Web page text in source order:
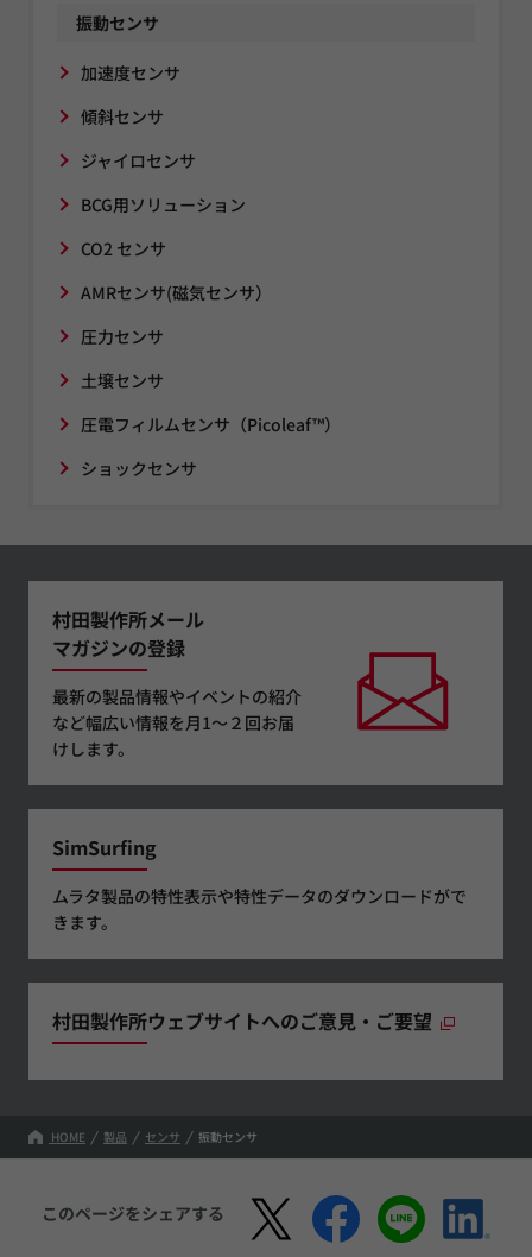
振動センサ
加速度センサ
傾斜センサ
ジャイロセンサ
BCG用ソリューション
CO2 センサ
AMRセンサ(磁気センサ）
圧力センサ
土壌センサ
圧電フィルムセンサ（Picoleaf™）
ショックセンサ
村田製作所メール
マガジンの登録
最新の製品情報やイベントの紹介
など幅広い情報を月1～２回お届
けします。
SimSurfing
ムラタ製品の特性表示や特性データのダウンロードがで
きます。
村田製作所ウェブサイトへのご意見・ご要望
HOME 製品 センサ 振動センサ
このページをシェアする